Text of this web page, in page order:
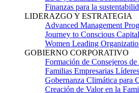
Finanzas para la
LIDERAZGO Y ESTRATEGIA
Advanced Management
Journey to Conscious
Women Leading
GOBIERNO CORPORATIVO
Formación de Consejeros
Familias Empresarias Líderes
Gobernanza Climática para
Creación de Valor en la